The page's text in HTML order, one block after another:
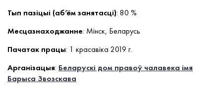
Тып пазіцыі (аб’ём занятасці): 80 %
Месцазнаходжанне: Мінск, Беларусь
Пачатак працы: 1 красавiка 2019 г.
Арганізацыя: Беларускі дом правоў чалавека імя
Барыса Звозскава